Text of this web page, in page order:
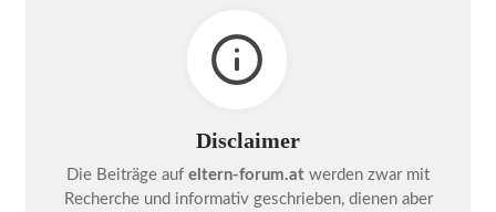
Disclaimer
Die Beiträge auf eltern-forum.at werden zwar mit
Recherche und informativ geschrieben, dienen aber